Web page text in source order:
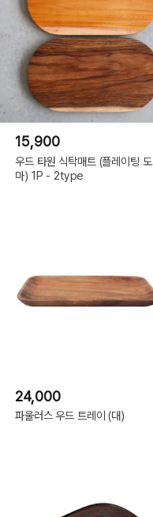
15,900
우드 타원 식탁매트 (플레이팅 도
마) 1P - 2type
24,000
파울러스 우드 트레이 (대)